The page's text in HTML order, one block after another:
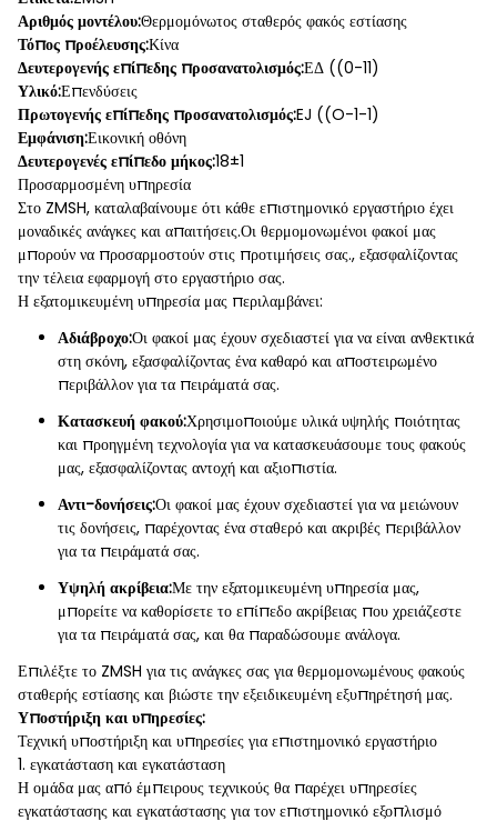
Αριθμός μοντέλου:Θερμομόνωτος σταθερός φακός εστίασης
Τόπος προέλευσης:Κίνα
Δευτερογενής επίπεδης προσανατολισμός:ΕΔ ((0-11)
Υλικό:Επενδύσεις
Πρωτογενής επίπεδης προσανατολισμός:EJ ((O-1-1)
Εμφάνιση:Εικονική οθόνη
Δευτερογενές επίπεδο μήκος:18±1
Προσαρμοσμένη υπηρεσία
Στο ZMSH, καταλαβαίνουμε ότι κάθε επιστημονικό εργαστήριο έχει
μοναδικές ανάγκες και απαιτήσεις.Οι θερμομονωμένοι φακοί μας
μπορούν να προσαρμοστούν στις προτιμήσεις σας., εξασφαλίζοντας
την τέλεια εφαρμογή στο εργαστήριο σας.
Η εξατομικευμένη υπηρεσία μας περιλαμβάνει:
Αδιάβροχο:Οι φακοί μας έχουν σχεδιαστεί για να είναι ανθεκτικά
στη σκόνη, εξασφαλίζοντας ένα καθαρό και αποστειρωμένο
περιβάλλον για τα πειράματά σας.
Κατασκευή φακού:Χρησιμοποιούμε υλικά υψηλής ποιότητας
και προηγμένη τεχνολογία για να κατασκευάσουμε τους φακούς
μας, εξασφαλίζοντας αντοχή και αξιοπιστία.
Αντι-δονήσεις:Οι φακοί μας έχουν σχεδιαστεί για να μειώνουν
τις δονήσεις, παρέχοντας ένα σταθερό και ακριβές περιβάλλον
για τα πειράματά σας.
Υψηλή ακρίβεια:Με την εξατομικευμένη υπηρεσία μας,
μπορείτε να καθορίσετε το επίπεδο ακρίβειας που χρειάζεστε
για τα πειράματά σας, και θα παραδώσουμε ανάλογα.
Επιλέξτε το ZMSH για τις ανάγκες σας για θερμομονωμένους φακούς
σταθερής εστίασης και βιώστε την εξειδικευμένη εξυπηρέτησή μας.
Υποστήριξη και υπηρεσίες:
Τεχνική υποστήριξη και υπηρεσίες για επιστημονικό εργαστήριο
1. εγκατάσταση και εγκατάσταση
Η ομάδα μας από έμπειρους τεχνικούς θα παρέχει υπηρεσίες
εγκατάστασης και εγκατάστασης για τον επιστημονικό εξοπλισμό